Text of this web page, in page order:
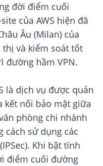
đời điểm cuối
của AWS hiện đã
Âu (Milan) của
thị và kiểm soát tốt
đường hầm VPN.
là dịch vụ được quản
kết nối bảo mật giữa
phòng chi nhánh
cách sử dụng các
Khi bật tính
điểm cuối đường